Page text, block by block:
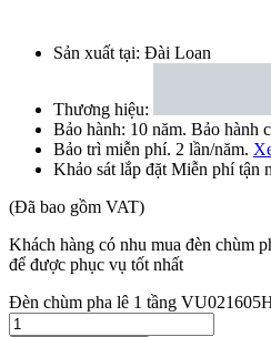
Sản xuất tại: Đài Loan
Thương hiệu:
Bảo hành: 10 năm. Bảo hành
Bảo trì miễn phí. 2 lần/năm.
Khảo sát lắp đặt Miễn phítận
(Đã bao gồm VAT)
Khách hàng có nhu mua đèn chùm
để được phục vụ tốt nhất
Đèn chùm pha lê 1 tầng